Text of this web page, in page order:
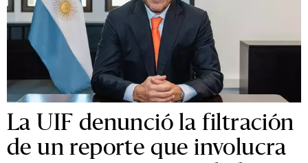
La UIF denunció la filtración
de un reporte que involucra